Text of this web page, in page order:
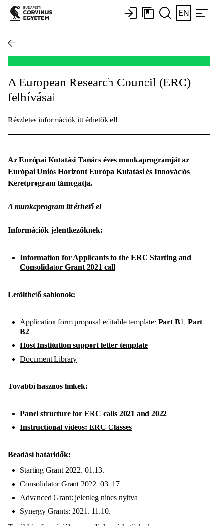
EN
A European Research Council (ERC)
felhívásai
Részletes információk itt érhetők el!
Az Európai Kutatási Tanács éves munkaprogramját az
Európai Uniós Horizont Európa Kutatási és Innovációs
Keretprogram támogatja.
A munkaprogram itt érhető el
Információk jelentkezőknek:
Information for Applicants to the ERC Starting and
Consolidator Grant 2021 call
Letölthető sablonok:
Application form proposal editable template: Part B1, Part
B2
Host Institution support letter template
Document Library
További hasznos linkek:
Panel structure for ERC calls 2021 and 2022
Instructional videos: ERC Classes
Beadási határidők:
Starting Grant 2022. 01.13.
Consolidator Grant 2022. 03. 17.
Advanced Grant: jelenleg nincs nyitva
Synergy Grants: 2021. 11.10.